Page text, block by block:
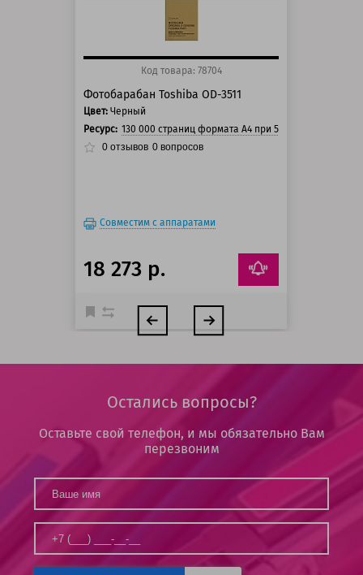
Код товара: 78704
Фотобарабан Toshiba OD-3511
Цвет: Черный
Ресурс: 130 000 страниц формата А4 при 5% заполнении
0 отзывов 0 вопросов
Совместим с аппаратами
18 273 р.
Остались вопросы?
Оставьте свой телефон, и мы обязательно Вам
перезвоним